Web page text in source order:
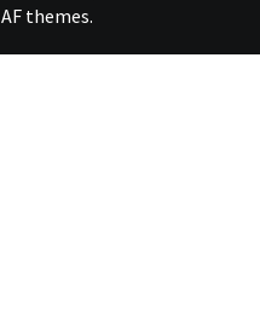
AF themes.